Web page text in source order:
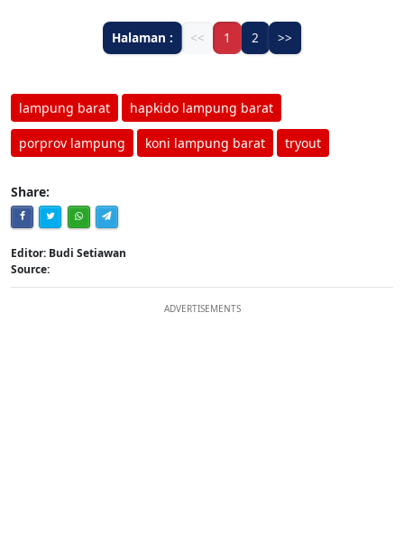
Halaman : << 1 2 >>
lampung barat hapkido lampung barat
porprov lampung koni lampung barat tryout
Share:
Editor: Budi Setiawan
Source:
ADVERTISEMENTS